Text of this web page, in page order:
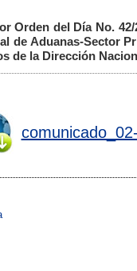
Orden del Día No.
de Aduanas-Sector
de la Dirección